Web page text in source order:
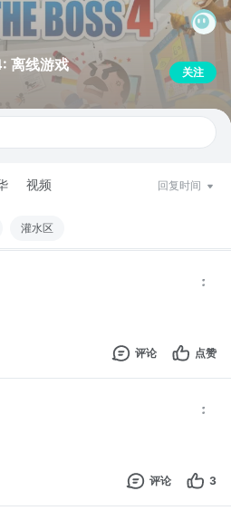
离线游戏 关注
视频 回复时间
灌水区
评论 点赞
评论 3